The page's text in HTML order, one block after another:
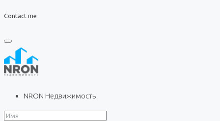
Contact me
NRON Недвижимость